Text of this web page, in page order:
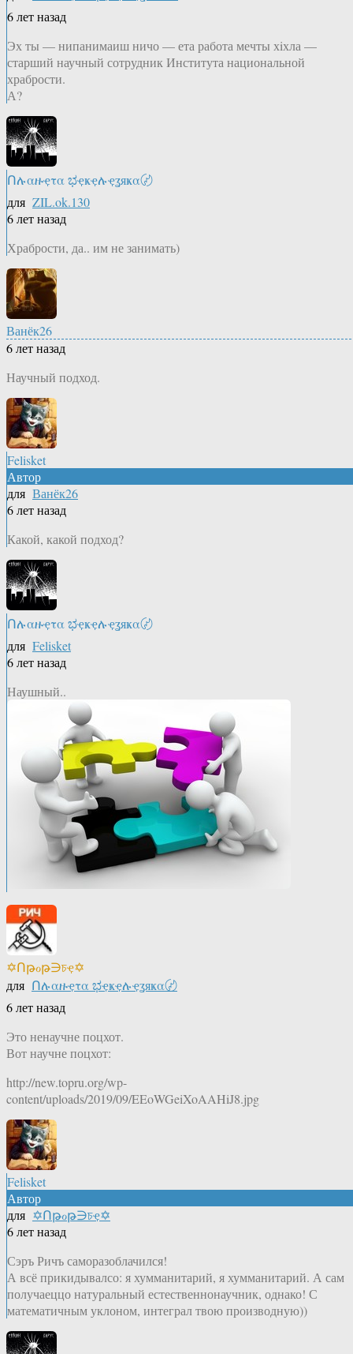
6 лет назад
Эх ты — нипанимаиш ничо — ета работа мечты хiхла —
старший научный сотрудник Института национальной
храбрости.
А?
Ոሉαዙҿτα ಭҿҝҿሉҿʓяҝα〄
для ZIL.ok.130
6 лет назад
Храбрости, да.. им не занимать)
Ванёк26
6 лет назад
Научный подход.
Felisket
Автор
для Ванёк26
6 лет назад
Какой, какой подход?
Ոሉαዙҿτα ಭҿҝҿሉҿʓяҝα〄
для Felisket
6 лет назад
Наушный..
✡Ոթℴթ∋চҿ✡
для Ոሉαዙҿτα ಭҿҝҿሉҿʓяҝα〄
6 лет назад
Это ненаучне поцхот.
Вот научне поцхот:
http://new.topru.org/wp-
content/uploads/2019/09/EEoWGeiXoAAHiJ8.jpg
Felisket
Автор
для ✡Ոթℴթ∋চҿ✡
6 лет назад
Сэръ Ричъ саморазоблачился!
А всё прикидывалсо: я хумманитарий, я хумманитарий. А сам
получаеццо натуральный естественнонаучник, однако! С
математичным уклоном, интеграл твою производную))